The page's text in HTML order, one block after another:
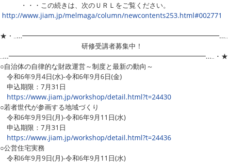
・・・この続きは、次のＵＲＬをご覧ください。
http://www.jiam.jp/melmaga/column/newcontents253.html#002771
★・‥...━━━━━━━━━━━━━━━━━━━━━━━━━━━━━...‥
研修受講者募集中！
‥...━━━━━━━━━━━━━━━━━━━━━━━━━━━━━...‥・★
○自治体の自律的な財政運営～制度と最新の動向～
令和6年9月4日(水)-令和6年9月6日(金)
申込期限：7月31日
https://www.jiam.jp/workshop/detail.html?t=24430
○若者世代が参画する地域づくり
令和6年9月9日(月)-令和6年9月11日(水)
申込期限：7月31日
https://www.jiam.jp/workshop/detail.html?t=24436
○公営住宅実務
令和6年9月9日(月)-令和6年9月11日(水)